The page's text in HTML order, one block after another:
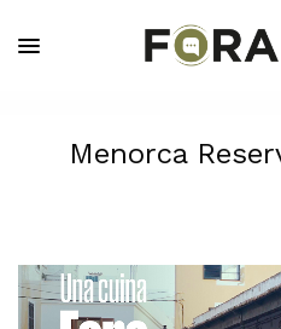
Menorca